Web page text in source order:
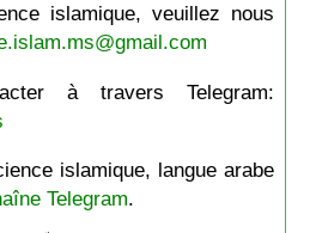
islamique, veuillez nous
à travers Telegram:
islamique, langue arabe
Telegram.